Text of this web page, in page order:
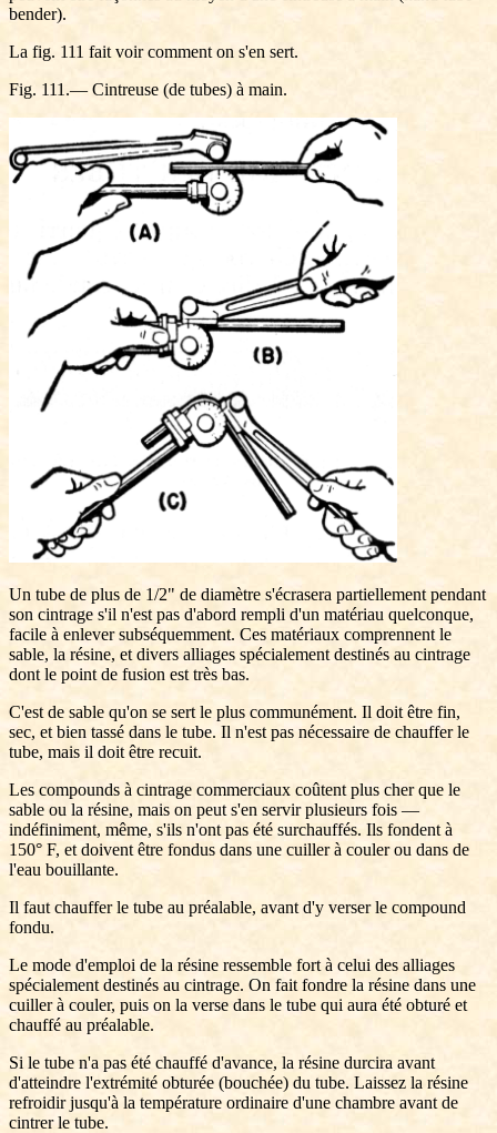
bender).
La fig. 111 fait voir comment on s'en sert.
Fig. 111.— Cintreuse (de tubes) à main.
Un tube de plus de 1/2" de diamètre s'écrasera partiellement pendant
son cintrage s'il n'est pas d'abord rempli d'un matériau quelconque,
facile à enlever subséquemment. Ces matériaux comprennent le
sable, la résine, et divers alliages spécialement destinés au cintrage
dont le point de fusion est très bas.
C'est de sable qu'on se sert le plus communément. Il doit être fin,
sec, et bien tassé dans le tube. Il n'est pas nécessaire de chauffer le
tube, mais il doit être recuit.
Les compounds à cintrage commerciaux coûtent plus cher que le
sable ou la résine, mais on peut s'en servir plusieurs fois —
indéfiniment, même, s'ils n'ont pas été surchauffés. Ils fondent à
150° F, et doivent être fondus dans une cuiller à couler ou dans de
l'eau bouillante.
Il faut chauffer le tube au préalable, avant d'y verser le compound
fondu.
Le mode d'emploi de la résine ressemble fort à celui des alliages
spécialement destinés au cintrage. On fait fondre la résine dans une
cuiller à couler, puis on la verse dans le tube qui aura été obturé et
chauffé au préalable.
Si le tube n'a pas été chauffé d'avance, la résine durcira avant
d'atteindre l'extrémité obturée (bouchée) du tube. Laissez la résine
refroidir jusqu'à la température ordinaire d'une chambre avant de
cintrer le tube.